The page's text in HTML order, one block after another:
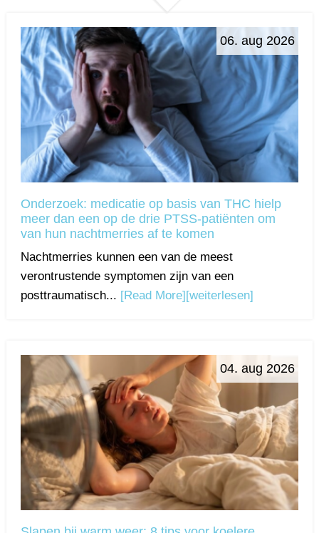
06. aug 2026
Onderzoek: medicatie op basis van THC hielp
meer dan een op de drie PTSS-patiënten om
van hun nachtmerries af te komen
Nachtmerries kunnen een van de meest
verontrustende symptomen zijn van een
posttraumatisch... [Read More] [weiterlesen]
04. aug 2026